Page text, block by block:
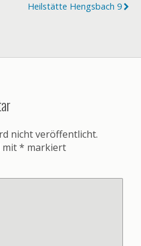
Heilstätte Hengsbach 9
nicht veröffentlicht.
mit* markiert